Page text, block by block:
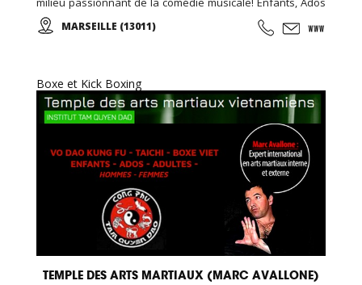
et Adultes. Stages vacances, Anniversaires, ... Cours
d'essai offert !
MARSEILLE (13011)
Boxe et Kick Boxing
TEMPLE DES ARTS MARTIAUX (MARC AVALLONE)